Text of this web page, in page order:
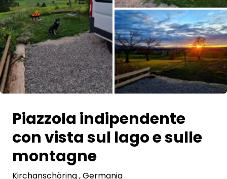
Suggerimenti e ispirazione
Storie dall'Hinterland
Buoni
Negozio
Contatti
Select language
Piazzola indipendente
con vista sul lago e sulle
montagne
Kirchanschöring, Germania